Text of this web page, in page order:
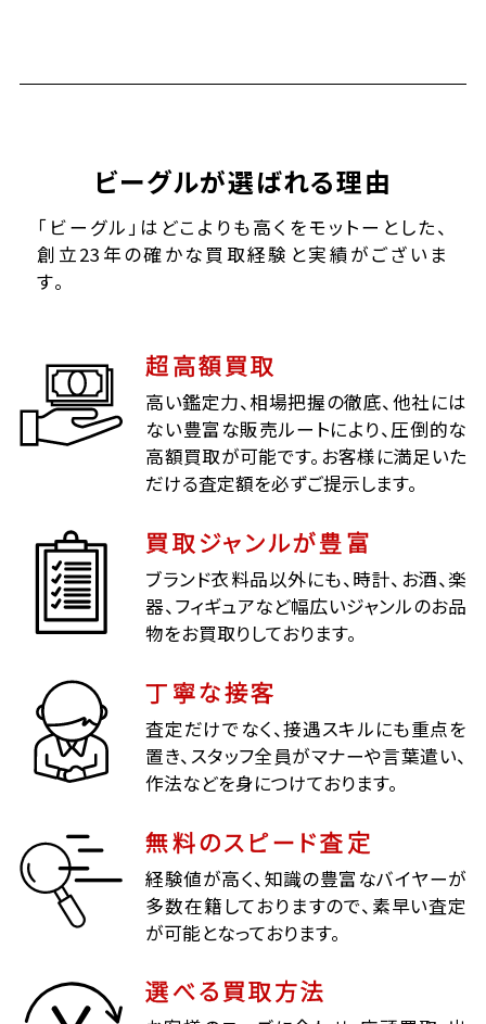
ビーグルが選ばれる理由
「ビーグル」はどこよりも高くをモットーとした、
創立23年の確かな買取経験と実績がございま
す。
超高額買取
高い鑑定力、相場把握の徹底、他社には
ない豊富な販売ルートにより、圧倒的な
高額買取が可能です。お客様に満足いた
だける査定額を必ずご提示します。
買取ジャンルが豊富
ブランド衣料品以外にも、時計、お酒、楽
器、フィギュアなど幅広いジャンルのお品
物をお買取りしております。
丁寧な接客
査定だけでなく、接遇スキルにも重点を
置き、スタッフ全員がマナーや言葉遣い、
作法などを身につけております。
無料のスピード査定
経験値が高く、知識の豊富なバイヤーが
多数在籍しておりますので、素早い査定
が可能となっております。
選べる買取方法